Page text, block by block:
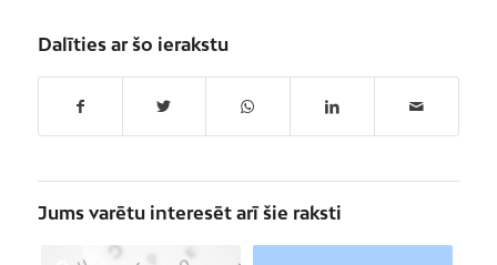
Dalīties ar šo ierakstu
Jums varētu interesēt arī šie raksti